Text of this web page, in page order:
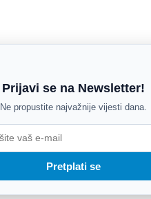
Prijavi se na Newsletter!
Ne propustite najvažnije vijesti dana.
Pretplati se